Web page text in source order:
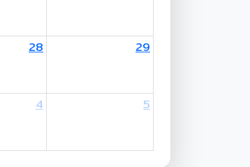
28 29
4 5